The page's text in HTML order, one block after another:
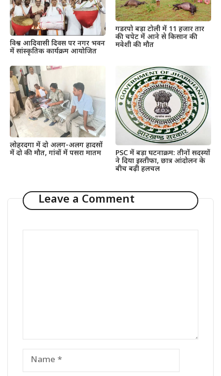
विश्व आदिवासी दिवस पर नगर भवन
में सांस्कृतिक कार्यक्रम आयोजित
गडरपो बड़ा टोली में 11 हजार तार
की चपेट में आने से किसान की
मवेशी की मौत
लोहरदगा में दो अलग-अलग हादसों
में दो की मौत, गांवों में पसरा मातम
PSC में बड़ा घटनाक्रम: तीनों सदस्यों
ने दिया इस्तीफा, छात्र आंदोलन के
बीच बढ़ी हलचल
Leave a Comment
Name